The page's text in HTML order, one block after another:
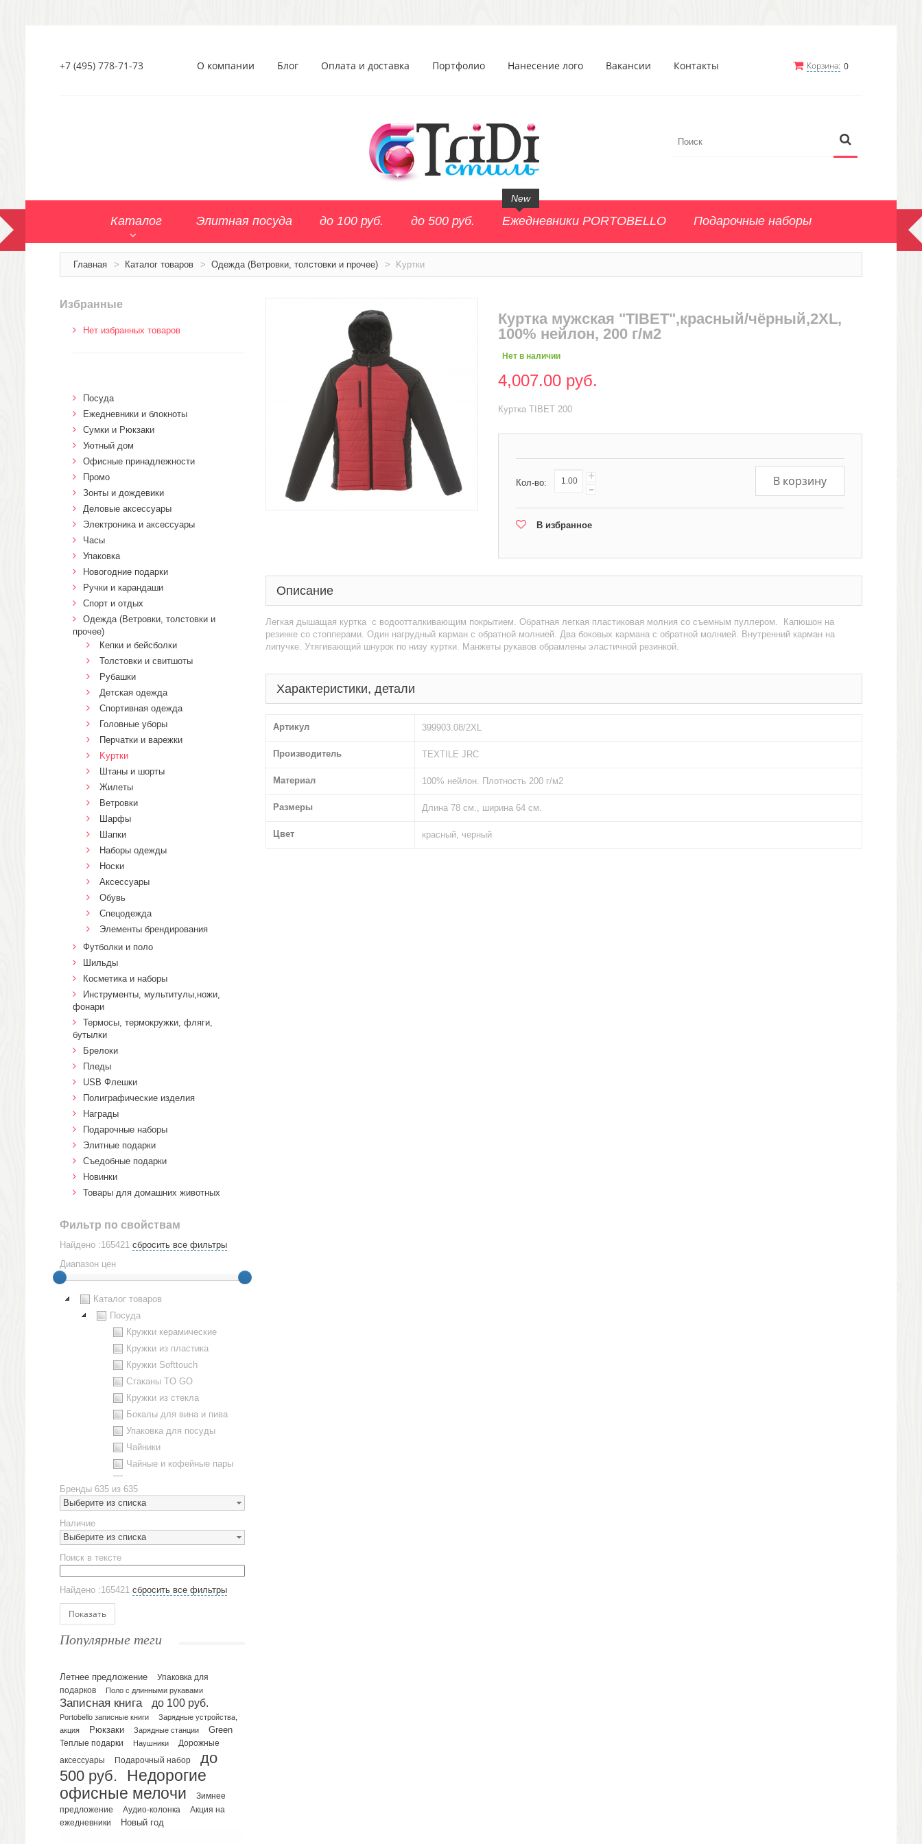
Корзина: 0
+7 (495) 778-71-73 О компании Блог Оплата и доставка Портфолио Нанесение лого Вакансии Контакты
Каталог Элитная посуда до 100 руб. до 500 руб. Ежедневники PORTOBELLO
New
Подарочные наборы
Главная > Каталог товаров > Одежда (Ветровки, толстовки и прочее) > Kуртки
Куртка мужская "TIBET",красный/чёрный,2XL,
100% нейлон, 200 г/м2
Нет в наличии
4,007.00 руб.
Куртка TIBET 200
Кол-во: +
- В корзину
В избранное
Описание
Легкая дышащая куртка с водоотталкивающим покрытием. Обратная легкая пластиковая молния со съемным пуллером. Капюшон на
резинке со стопперами. Один нагрудный карман с обратной молнией. Два боковых кармана с обратной молнией. Внутренний карман на
липучке. Утягивающий шнурок по низу куртки. Манжеты рукавов обрамлены эластичной резинкой.
Характеристики, детали
Артикул 399903.08/2XL
Производитель TEXTILE JRC
Материал 100% нейлон. Плотность 200 г/м2
Размеры Длина 78 см., ширина 64 см.
Цвет красный, черный
Избранные
Нет избранных товаров
Посуда
Ежедневники и блокноты
Сумки и Рюкзаки
Уютный дом
Офисные принадлежности
Промо
Зонты и дождевики
Деловые аксессуары
Электроника и аксессуары
Часы
Упаковка
Новогодние подарки
Ручки и карандаши
Спорт и отдых
Одежда (Ветровки, толстовки и
прочее)
Кепки и бейсболки
Толстовки и свитшоты
Рубашки
Детская одежда
Спортивная одежда
Головные уборы
Перчатки и варежки
Kуртки
Штаны и шорты
Жилеты
Ветровки
Шарфы
Шапки
Наборы одежды
Носки
Аксессуары
Обувь
Спецодежда
Элементы брендирования
Футболки и поло
Шильды
Косметика и наборы
Инструменты, мультитулы,ножи,
фонари
Термосы, термокружки, фляги,
бутылки
Брелоки
Пледы
USB Флешки
Полиграфические изделия
Награды
Подарочные наборы
Элитные подарки
Cъедобные подарки
Новинки
Товары для домашних животных
Фильтр по свойствам
Найдено :165421 сбросить все фильтры
Диапазон цен
Каталог товаров
Посуда
Кружки керамические
Кружки из пластика
Кружки Softtouch
Стаканы TO GO
Кружки из стекла
Бокалы для вина и пива
Упаковка для посуды
Чайники
Чайные и кофейные пары
Наборы посуды
Предметы сервировки
Стаканы
Эко кружки
ЕВРОПОСУДА
Аксессуары
Ежедневники и блокноты
Датированные ежедневники
Планинги и телефонные книжки
Планинги датированные
Планинги недатированные
Телефонные книжки
Еженедельники
Органайзер на ежедневник
Сумки и Рюкзаки
Сумки для планшетов и ноутбуков
Рюкзаки
Конференц-сумки
Бренды 635 из 635
Выберите из списка
Наличие
Выберите из списка
Поиск в тексте
Найдено :165421 сбросить все фильтры
Показать
Популярные теги
Летнее предложение
Упаковка для
подарков
Поло с длинными рукавами
Записная книга до 100 руб.
Portobello записные книги
Зарядные устройства,
акция
Рюкзаки Зарядные станции Green
Теплые подарки Наушники Дорожные
аксессуары Подарочный набор
до
500 руб.
Недорогие
офисные мелочи
Зимнее
предложение
Аудио-колонка
Акция на
ежедневники
Новый год